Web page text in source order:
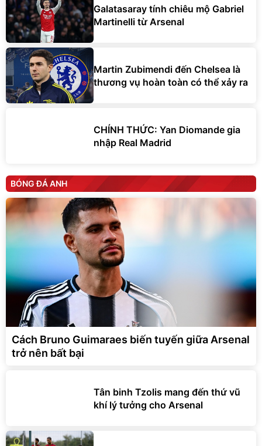
Galatasaray tính chiêu mộ Gabriel
Martinelli từ Arsenal
Martin Zubimendi đến Chelsea là
thương vụ hoàn toàn có thể xảy ra
CHÍNH THỨC: Yan Diomande gia
nhập Real Madrid
BÓNG ĐÁ ANH
Cách Bruno Guimaraes biến tuyến giữa Arsenal
trở nên bất bại
Tân binh Tzolis mang đến thứ vũ
khí lý tưởng cho Arsenal